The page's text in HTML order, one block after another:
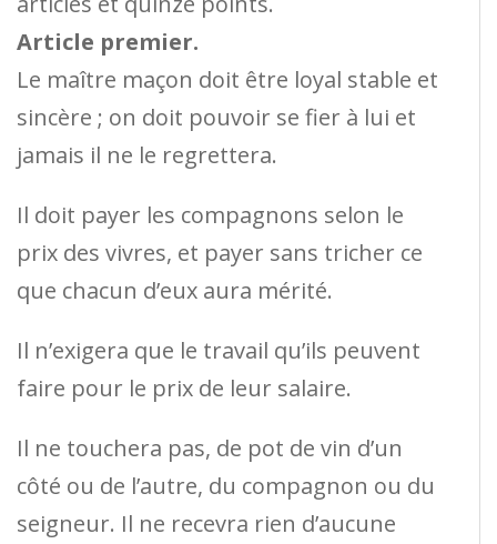
Article premier.
Le maître maçon doit être loyal stable et
sincère ; on doit pouvoir se fier à lui et
jamais il ne le regrettera.
Il doit payer les compagnons selon le
prix des vivres, et payer sans tricher ce
que chacun d’eux aura mérité.
Il n’exigera que le travail qu’ils peuvent
faire pour le prix de leur salaire.
Il ne touchera pas, de pot de vin d’un
côté ou de l’autre, du compagnon ou du
seigneur. Il ne recevra rien d’aucune